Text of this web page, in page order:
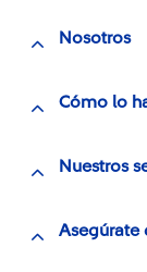
Nosotros
Cómo lo
Nuestros
Asegúrate